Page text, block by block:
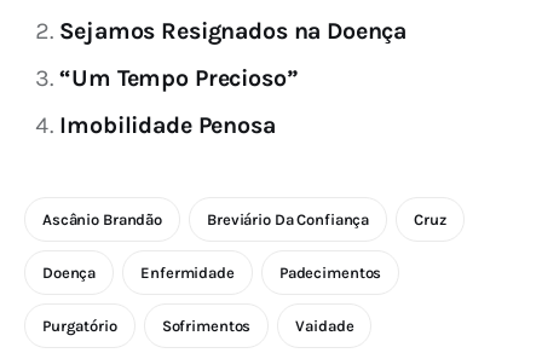
Sejamos Resignados na Doença
“Um Tempo Precioso”
Imobilidade Penosa
Ascânio Brandão Breviário Da Confiança Cruz
Doença Enfermidade Padecimentos
Purgatório Sofrimentos Vaidade